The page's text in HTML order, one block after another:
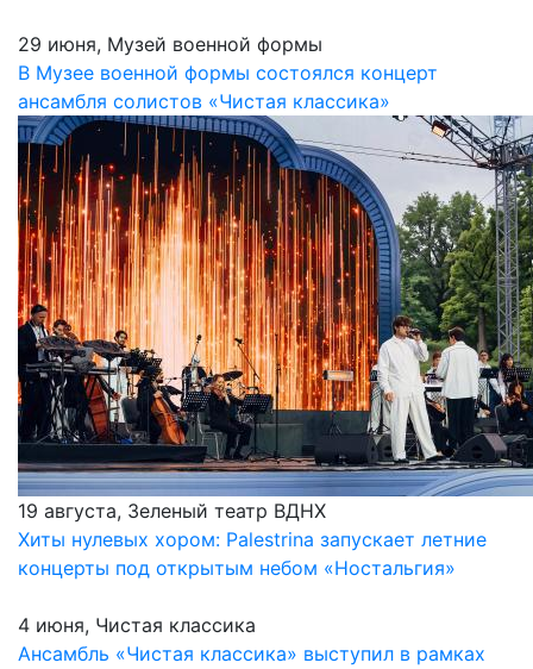
29 июня, Музей военной формы
В Музее военной формы состоялся концерт
ансамбля солистов «Чистая классика»
19 августа, Зеленый театр ВДНХ
Хиты нулевых хором: Palestrina запускает летние
концерты под открытым небом «Ностальгия»
4 июня, Чистая классика
Ансамбль «Чистая классика» выступил в рамках